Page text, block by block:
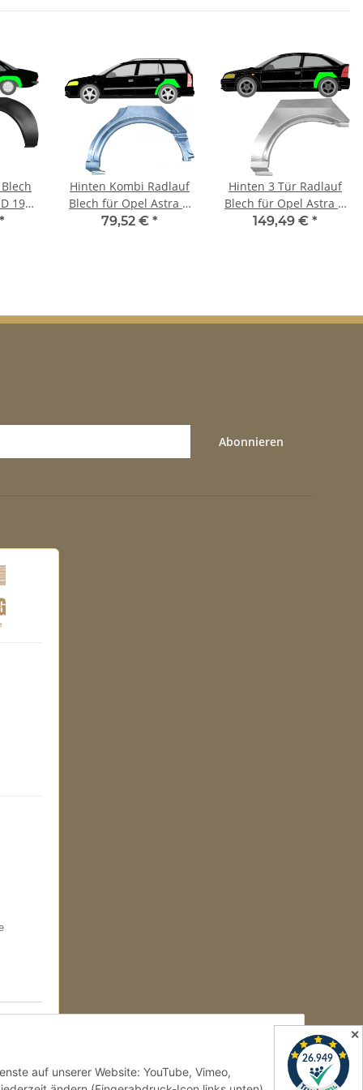
auf unserer Website: YouTube, Vimeo,
1972
Hinten Kombi Radlauf
Blech für Opel Astra G
1999 - 2009 links
79,52 € *
Hinten 3 Tür Radlauf
Blech für Opel Astra G
1999 - 2009 links
149,49 € *
Abonnieren
✕